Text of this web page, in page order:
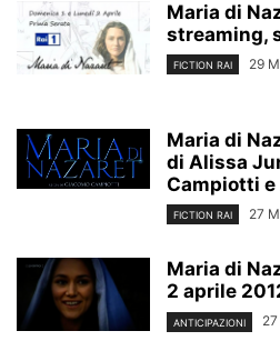
Maria di
streaming,
FICTION RAI 29
Maria di
di Alissa
Campiotti e
FICTION RAI 27
Maria di
2 aprile
ANTICIPAZIONI